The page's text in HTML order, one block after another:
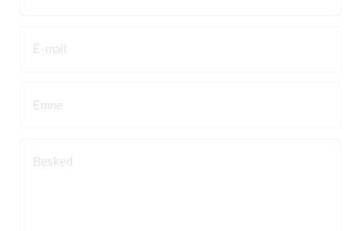
E-mail
Emne
Besked